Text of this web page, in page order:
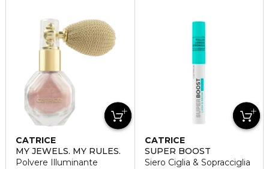
CATRICE
MY JEWELS. MY RULES.
Polvere Illuminante
CATRICE
SUPER BOOST
Siero Ciglia & Sopracciglia